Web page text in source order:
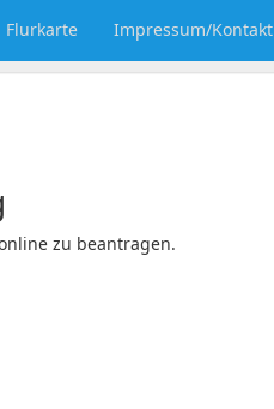
Flurkarte Impressum/Kontakt
zu beantragen.